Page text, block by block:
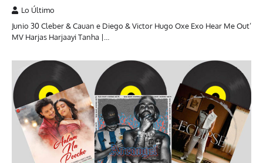
Lo Último
Junio 30 Cleber & Cauan e Diego & Victor Hugo Oxe Exo Hear Me Out’
MV Harjas Harjaayi Tanha |…